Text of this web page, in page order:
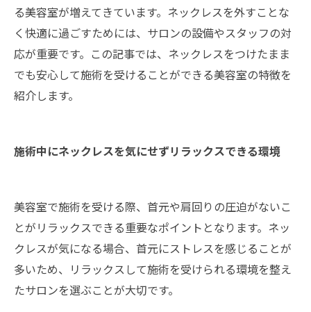
る美容室が増えてきています。ネックレスを外すことな
く快適に過ごすためには、サロンの設備やスタッフの対
応が重要です。この記事では、ネックレスをつけたまま
でも安心して施術を受けることができる美容室の特徴を
紹介します。
施術中にネックレスを気にせずリラックスできる環境
美容室で施術を受ける際、首元や肩回りの圧迫がないこ
とがリラックスできる重要なポイントとなります。ネッ
クレスが気になる場合、首元にストレスを感じることが
多いため、リラックスして施術を受けられる環境を整え
たサロンを選ぶことが大切です。